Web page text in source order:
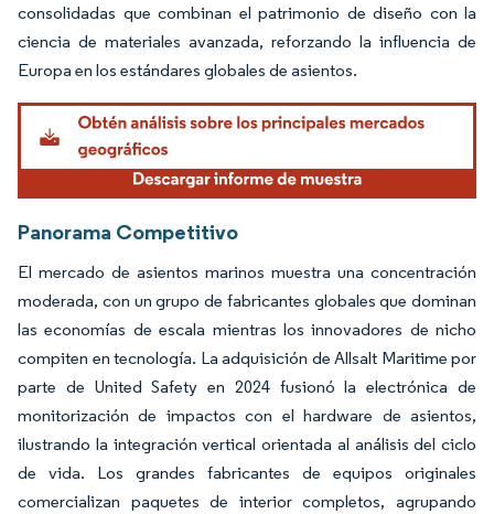
consolidadas que combinan el patrimonio de diseño con la
ciencia de materiales avanzada, reforzando la influencia de
Europa en los estándares globales de asientos.
Imagen © Mordor Intelligence. El uso requiere atribución según CC BY 4.0.
Panorama Competitivo
El mercado de asientos marinos muestra una concentración
moderada, con un grupo de fabricantes globales que dominan
las economías de escala mientras los innovadores de nicho
compiten en tecnología. La adquisición de Allsalt Maritime por
parte de United Safety en 2024 fusionó la electrónica de
monitorización de impactos con el hardware de asientos,
ilustrando la integración vertical orientada al análisis del ciclo
de vida. Los grandes fabricantes de equipos originales
comercializan paquetes de interior completos, agrupando